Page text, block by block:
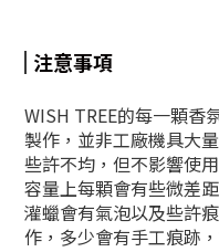
注意事項
WISH TREE的每一顆香
製作，並非工廠機具大
些許不均，但不影響使
容量上每顆會有些微差
灌蠟會有氣泡以及些許
作，多少會有手工痕跡